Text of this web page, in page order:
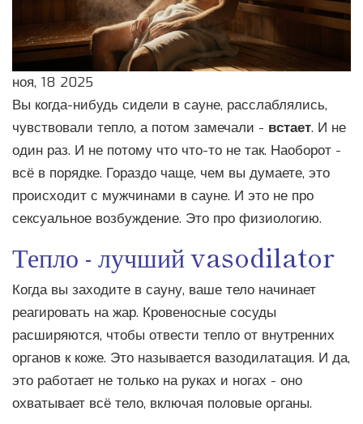
ноя, 18 2025
Вы когда-нибудь сидели в сауне, расслаблялись,
чувствовали тепло, а потом замечали - встает. И не
один раз. И не потому что что-то не так. Наоборот -
всё в порядке. Гораздо чаще, чем вы думаете, это
происходит с мужчинами в сауне. И это не про
сексуальное возбуждение. Это про физиологию.
Тепло - лучший vasodilator
Когда вы заходите в сауну, ваше тело начинает
реагировать на жар. Кровеносные сосуды
расширяются, чтобы отвести тепло от внутренних
органов к коже. Это называется вазодилатация. И да,
это работает не только на руках и ногах - оно
охватывает всё тело, включая половые органы.